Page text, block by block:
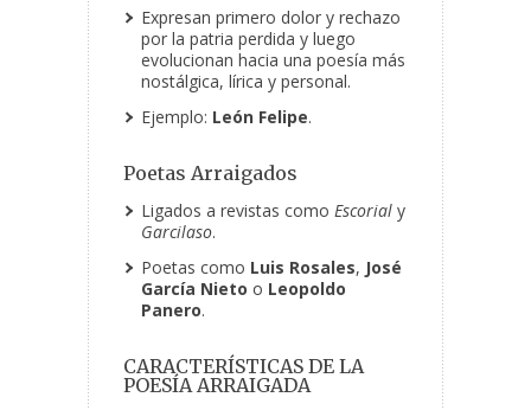
Expresan primero dolor y rechazo
por la patria perdida y luego
evolucionan hacia una poesía más
nostálgica, lírica y personal.
Ejemplo: León Felipe.
Poetas Arraigados
Ligados a revistas como Escorial y
Garcilaso.
Poetas como Luis Rosales, José
García Nieto o Leopoldo
Panero.
CARACTERÍSTICAS DE LA
POESÍA ARRAIGADA